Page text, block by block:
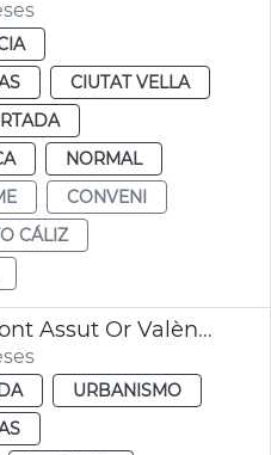
CIUTAT VELLA
NORMAL
CONVENI
CÁLIZ
Obras reparación Pont Assut Or València
URBANISMO